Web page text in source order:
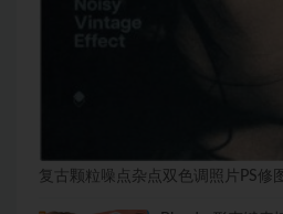
复古颗粒噪点杂点双色调照片PS修